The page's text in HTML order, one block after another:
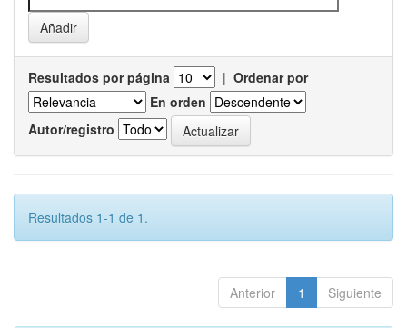
Resultados por página | Ordenar por
En orden
Autor/registro
Resultados 1-1 de 1.
Anterior 1 Siguiente